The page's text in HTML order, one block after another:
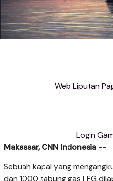
Web Liputan
Login
Makassar, CNN Indonesia --
Sebuah kapal yang
dan 1000 tabung gas LPG